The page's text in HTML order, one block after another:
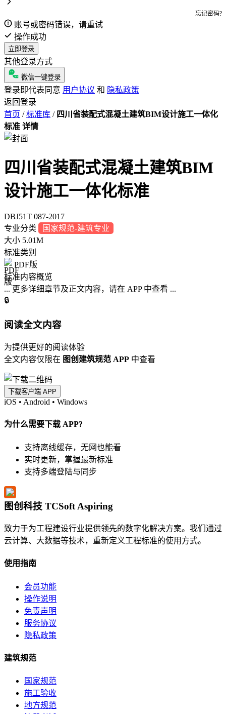
忘记密码?
账号或密码错误，请重试
操作成功
立即登录
其他登录方式
微信一键登录
登录即代表同意 用户协议 和 隐私政策
返回登录
首页 / 标准库 / 四川省装配式混凝土建筑BIM设计施工一体化
标准 详情
四川省装配式混凝土建筑BIM
设计施工一体化标准
DBJ51T 087-2017
专业分类
国家规范-建筑专业
大小 5.01M
标准类别
PDF版
标准内容概览
... 更多详细章节及正文内容，请在 APP 中查看 ...
🔒
阅读全文内容
为提供更好的阅读体验
全文内容仅限在 图创建筑规范 APP 中查看
下载客户端 APP
iOS • Android • Windows
为什么需要下载 APP?
支持离线缓存，无网也能看
实时更新，掌握最新标准
支持多端登陆与同步
图创科技 TCSoft Aspiring
致力于为工程建设行业提供领先的数字化解决方案。我们通过
云计算、大数据等技术，重新定义工程标准的使用方式。
使用指南
会员功能
操作说明
免责声明
服务协议
隐私政策
建筑规范
国家规范
施工验收
地方规范